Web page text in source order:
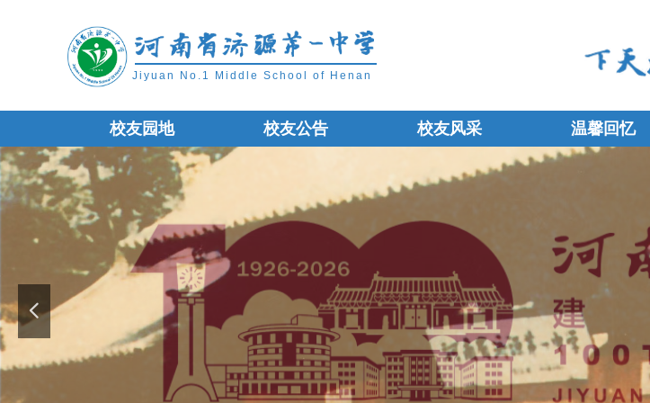
Jiyuan No.1 Middle School of Henan
校友园地
校友园地
校友公告 校友风采
校友风采
温馨回忆
넳